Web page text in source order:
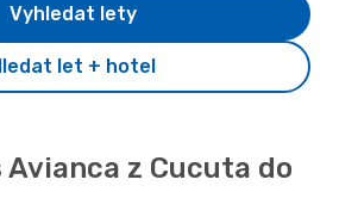
let + hotel
Vyhledat lety
z Cucuta do